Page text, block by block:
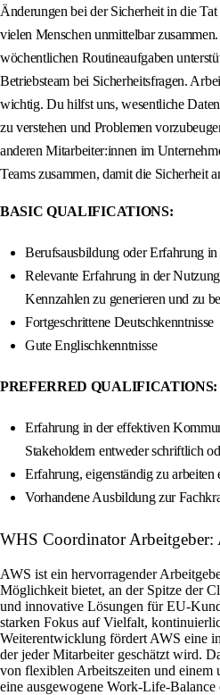
Änderungen bei der Sicherheit in die
vielen Menschen unmittelbar
wöchentlichen Routineaufgaben
Betriebsteam bei Sicherheitsfragen.
wichtig. Du hilfst uns, wesentliche
zu verstehen und Problemen
anderen Mitarbeiter:innen im
Teams zusammen, damit die Sicherheit
BASIC QUALIFICATIONS:
Berufsausbildung oder Erfahrung
Relevante Erfahrung in der
Kennzahlen zu generieren und zu
Fortgeschrittene Deutschkenntnisse
Gute Englischkenntnisse
PREFERRED QUALIFICATIONS:
Erfahrung in der effektiven
Stakeholdern entweder schriftlich
Erfahrung, eigenständig zu
Vorhandene Ausbildung zur
WHS Coordinator Arbeitgeber:
AWS ist ein hervorragender
Möglichkeit bietet, an der Spitze der
und innovative Lösungen für EU-
starken Fokus auf Vielfalt,
Weiterentwicklung fördert AWS eine
der jeder Mitarbeiter geschätzt wird.
von flexiblen Arbeitszeiten und einem
eine ausgewogene Work-Life-Balance